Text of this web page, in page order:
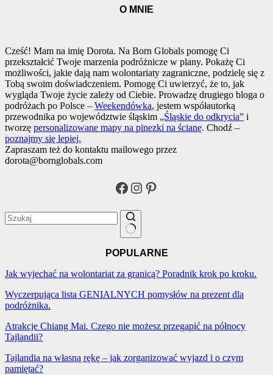
O MNIE
Cześć! Mam na imię Dorota. Na Born Globals pomogę Ci
przekształcić Twoje marzenia podróżnicze w plany. Pokażę Ci
możliwości, jakie dają nam wolontariaty zagraniczne, podzielę się z
Tobą swoim doświadczeniem. Pomogę Ci uwierzyć, że to, jak
wygląda Twoje życie zależy od Ciebie. Prowadzę drugiego bloga o
podróżach po Polsce – Weekendówka, jestem współautorką
przewodnika po województwie śląskim „Śląskie do odkrycia” i
tworzę personalizowane mapy na pinezki na ścianę. Chodź –
poznajmy się lepiej.
Zapraszam też do kontaktu mailowego przez
dorota@bornglobals.com
Facebook
Instagram
Pinterest
POPULARNE
Jak wyjechać na wolontariat za granicą? Poradnik krok po kroku.
Wyczerpująca lista GENIALNYCH pomysłów na prezent dla
podróżnika.
Atrakcje Chiang Mai. Czego nie możesz przegapić na północy
Tajlandii?
Tajlandia na własną rękę – jak zorganizować wyjazd i o czym
pamiętać?